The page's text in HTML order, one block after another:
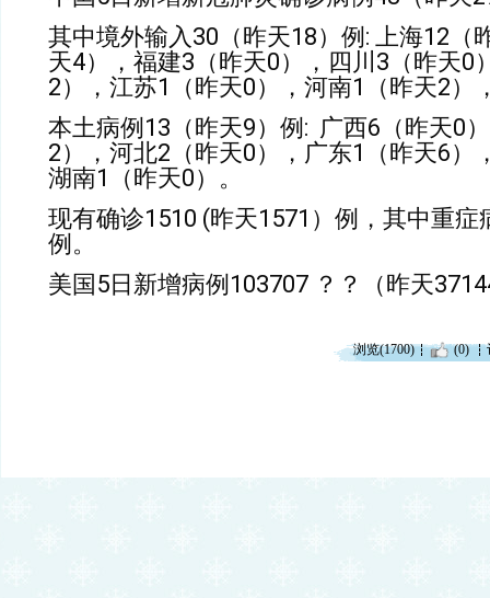
其中境外输入30 （昨天18）例 : 上海12 （
天4），福建3 （昨天0），四川 3 （昨天0
2），江苏1 （昨天0），河南1 （昨天2）
本土病例 13 （昨天9）例 : 广西6 （昨天0
2），河北2 （昨天0），广东1 （昨天6）
湖南1 （昨天0）。
现有确诊1510 (昨天1571 ）例，其中重症
例。
美国 5日新增病例 103707 ？？（昨天
浏览(1700) (0)